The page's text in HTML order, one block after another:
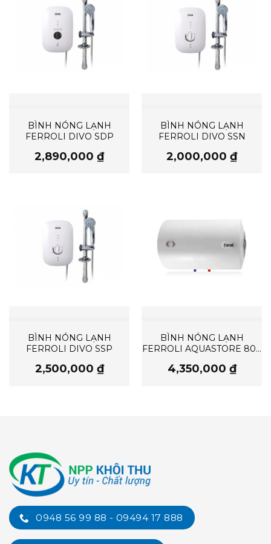
BÌNH NÓNG LẠNH
FERROLI DIVO SDP
2,890,000 ₫
BÌNH NÓNG LẠNH
FERROLI DIVO SSN
2,000,000 ₫
BÌNH NÓNG LẠNH
FERROLI DIVO SSP
2,500,000 ₫
BÌNH NÓNG LẠNH
FERROLI AQUASTORE 80L
4,350,000 ₫
0948 56 99 88 - 09494 17 888